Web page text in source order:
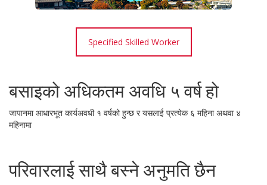
Specified Skilled Worker
बसाइको अधिकतम अवधि ५ वर्ष हो
जापानमा आधारभूत कार्यअवधी १ वर्षको हुन्छ र यसलाई प्रत्येक ६ महिना अथवा ४
महिनामा
परिवारलाई साथै बस्ने अनुमति छैन